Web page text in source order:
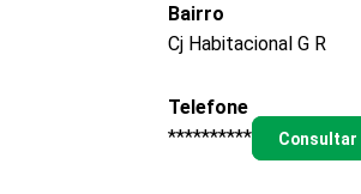
Bairro
Cj Habitacional G R
Telefone
**********
Consultar